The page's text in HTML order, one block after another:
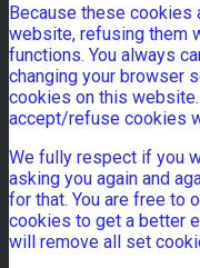
Because these
website, refusing them
functions. You always
changing your browser
cookies on this
accept/refuse cookies
We fully respect if you
asking you again and
for that. You are free to
cookies to get a better
will remove all set